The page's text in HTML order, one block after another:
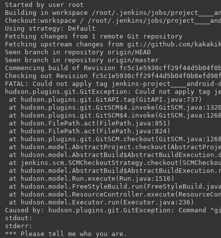
Started by user root
Building in workspace /root/.jenkins/jobs/
Checkout:workspace / /root/.jenkins/jobs/
Using strategy: Default
Fetching changes from 1 remote Git repository
Fetching upstream changes from git://github.com/
Seen branch in repository origin/HEAD
Seen branch in repository origin/master
Commencing build of Revision
Checking out Revision
FATAL: Could not apply tag jenkins-project____android-
hudson.plugins.git.GitException: Could not apply tag
at hudson.plugins.git.GitAPI.tag(GitAPI.java:737)
at
at
at hudson.FilePath.act(FilePath.java:851)
at hudson.FilePath.act(FilePath.java:824)
at
at
at
at
at
at hudson.model.Run.execute(Run.java:1516)
at
at
at hudson.model.Executor.run(Executor.java:236)
Caused by: hudson.plugins.git.GitException:
stdout:
stderr:
*** Please tell me who you are.